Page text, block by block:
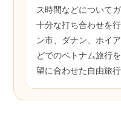
ス時間などについて
十分な打ち合わせを
ン市、ダナン、ホイ
どでのベトナム旅行
望に合わせた自由旅